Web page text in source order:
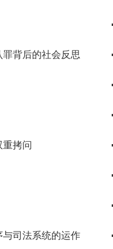
罪背后的社会反思
重拷问
与司法系统的运作